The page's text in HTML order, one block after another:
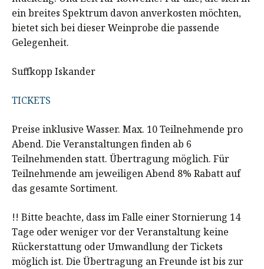
ein breites Spektrum davon anverkosten möchten,
bietet sich bei dieser Weinprobe die passende
Gelegenheit.
Suffkopp Iskander
TICKETS
Preise inklusive Wasser. Max. 10 Teilnehmende pro
Abend. Die Veranstaltungen finden ab 6
Teilnehmenden statt. Übertragung möglich. Für
Teilnehmende am jeweiligen Abend 8% Rabatt auf
das gesamte Sortiment.
!! Bitte beachte, dass im Falle einer Stornierung 14
Tage oder weniger vor der Veranstaltung keine
Rückerstattung oder Umwandlung der Tickets
möglich ist. Die Übertragung an Freunde ist bis zur